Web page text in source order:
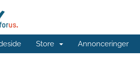
Store Annonceringer